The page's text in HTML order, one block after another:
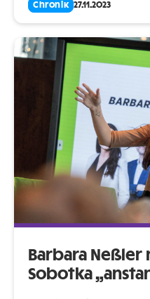
Chronik 27.11.2023
Barbara
Sobotka